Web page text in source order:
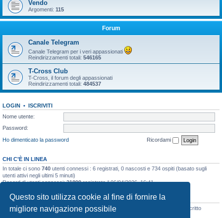
Questo sito utilizza cookie al fine di fornire la
migliore navigazione possibile
Vendo
Argomenti: 115
Forum
Canale Telegram
Canale Telegram per i veri appassionati
Reindirizzamenti totali: 546165
T-Cross Club
T-Cross, il forum degli appassionati
Reindirizzamenti totali: 484537
LOGIN • ISCRIVITI
Nome utente:
Password:
Ho dimenticato la password
Ricordami
CHI C’È IN LINEA
In totale ci sono 740 utenti connessi : 6 registrati, 0 nascosti e 734 ospiti (basato sugli
utenti attivi negli ultimi 5 minuti)
Record di utenti connessi:21899registrato il 06/04/2026, 16:41
STATISTICHE
Totale messaggi48135• Totale argomenti 3073• Totale iscritti
• Ultimo iscritto
simo.giagnorio